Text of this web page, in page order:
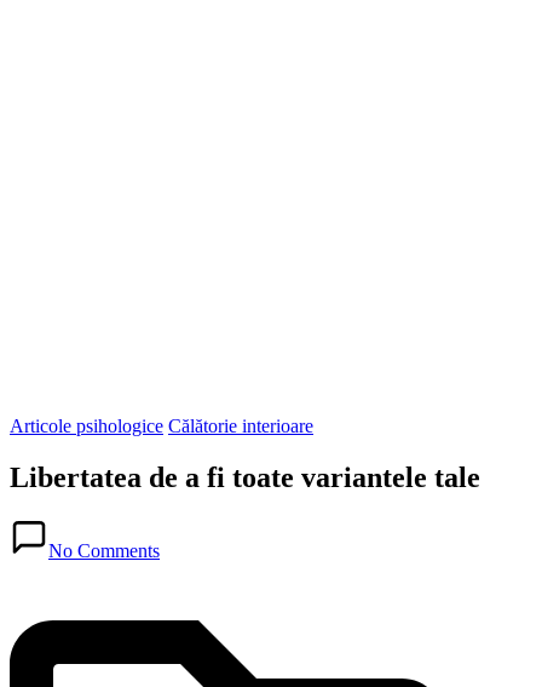
Posted
Articole psihologice Călătorie interioare
Libertatea de a fi toate variantele tale
No Commentsin